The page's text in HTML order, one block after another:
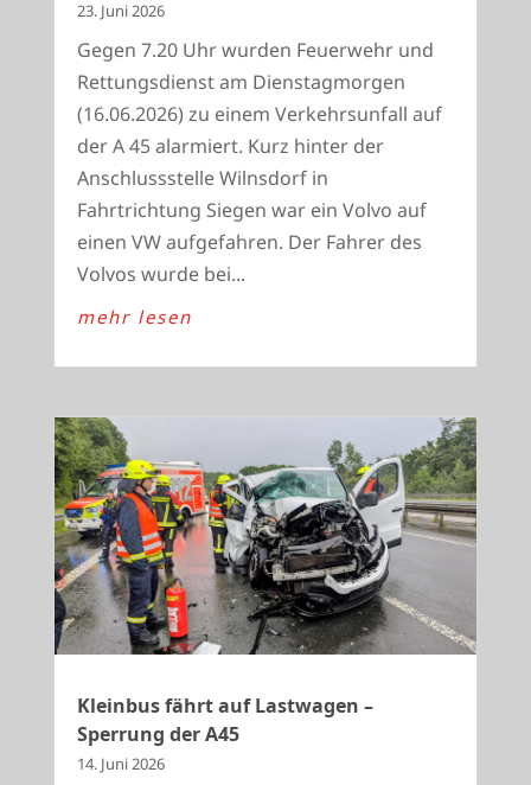
23. Juni 2026
Gegen 7.20 Uhr wurden Feuerwehr und
Rettungsdienst am Dienstagmorgen
(16.06.2026) zu einem Verkehrsunfall auf
der A 45 alarmiert. Kurz hinter der
Anschlussstelle Wilnsdorf in
Fahrtrichtung Siegen war ein Volvo auf
einen VW aufgefahren. Der Fahrer des
Volvos wurde bei...
mehr lesen
Kleinbus fährt auf Lastwagen –
Sperrung der A45
14. Juni 2026